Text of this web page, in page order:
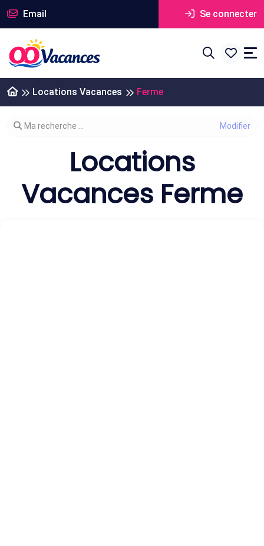
Email Se connecter
Locations Vacances Ferme
Modifier votre recherche
Ma recherche ...
Locations
Vacances Ferme